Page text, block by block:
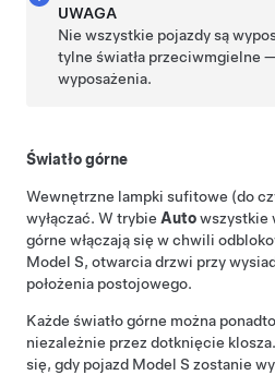
UWAGA
Nie wszystkie pojazdy są
tylne światła przeciwmgielne
wyposażenia.
Światło górne
Wewnętrzne lampki sufitowe (do
wyłączać. W trybie Autowszystkie
górne włączają się w chwili
Model S, otwarcia drzwi przy
położenia postojowego.
Każde światło górne można
niezależnie przez dotknięcie
się, gdy pojazd Model S zostanie